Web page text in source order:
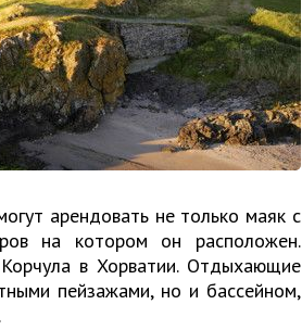
арендовать не только маяк с
на котором он расположен.
в Хорватии. Отдыхающие
пейзажами, но и бассейном,